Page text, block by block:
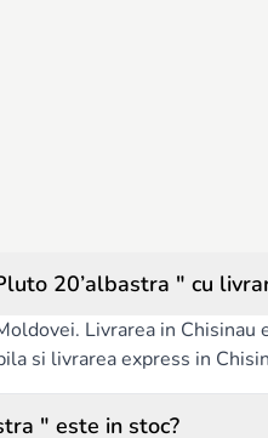
20’albastra " cu
Livrarea in
si livrarea express in
" este in stoc?